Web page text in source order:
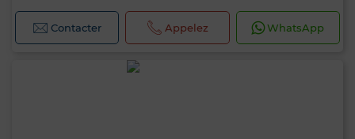
Contacter Appelez WhatsApp